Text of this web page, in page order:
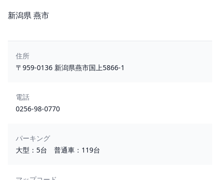
所在地
新潟県 燕市
住所
〒959-0136 新潟県燕市国上5866-1
電話
0256-98-0770
パーキング
大型：5台 普通車：119台